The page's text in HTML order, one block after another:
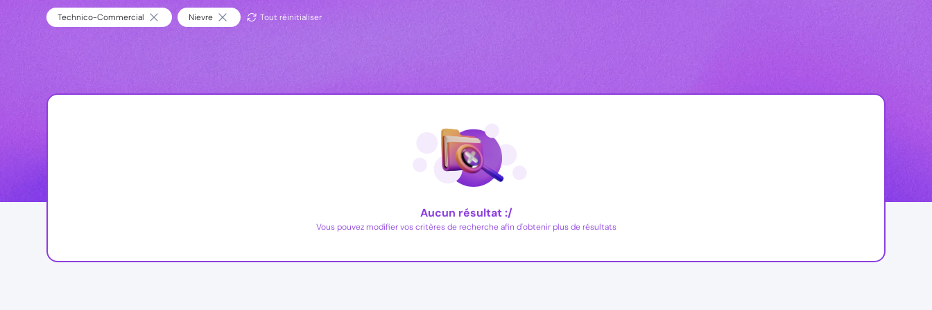
Technico-Commercial Nievre Tout réinitialiser
Aucun résultat :/
Vous pouvez modifier vos critères de recherche afin d'obtenir plus de résultats